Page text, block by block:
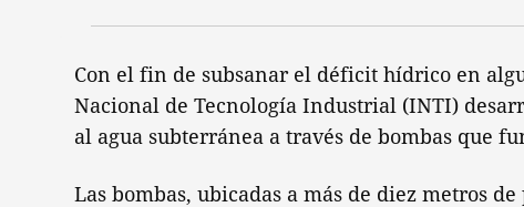
Con el fin de subsanar el déficit hídrico en
Nacional de Tecnología Industrial (INTI)
al agua subterránea a través de bombas que
Las bombas, ubicadas a más de diez metros